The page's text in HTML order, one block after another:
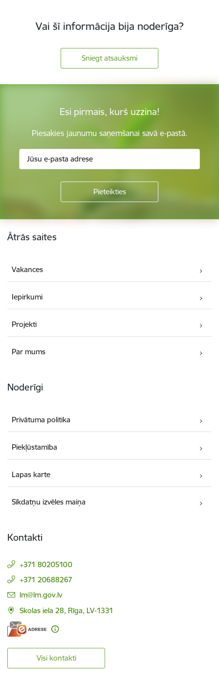
Vai šī informācija bija noderīga?
Sniegt atsauksmi
Esi pirmais, kurš uzzina!
Piesakies jaunumu saņemšanai savā e-pastā.
Kājene
Ātrās saites
Vakances
Iepirkumi
Projekti
Par mums
Noderīgi
Privātuma politika
Piekļūstamība
Lapas karte
Sīkdatņu izvēles maiņa
Kontakti
+371 80205100
+371 20688267
E-pasts:
lm@lm.gov.lv
Skolas iela 28, Rīga, LV-1331
Visi kontakti